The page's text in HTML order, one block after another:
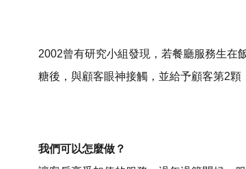
2002曾有研究小組發現，若餐廳服務生在
糖後，與顧客眼神接觸，並給予顧客第2顆
我們可以怎麼做？